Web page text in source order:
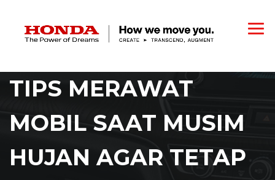
TIPS MERAWAT
MOBIL SAAT MUSIM
HUJAN AGAR TETAP